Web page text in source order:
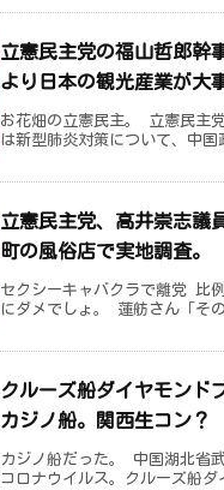
立憲民主党の福山哲郎幹
より日本の観光産業が大
お花畑の立憲民主。 立憲民主
は新型肺炎対策について、中
立憲民主党、高井崇志議
町の風俗店で実地調査。
セクシーキャバクラで離党 比
にダメでしょ。 蓮舫さん「そ
クルーズ船ダイヤモンド
カジノ船。関西生コン？
カジノ船だった。 中国湖北省
コロナウイルス。クルーズ船